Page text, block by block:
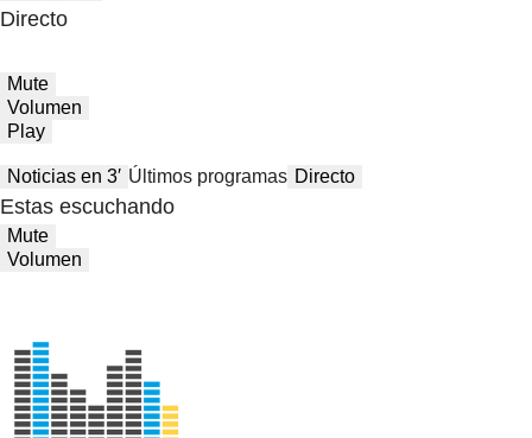
Directo
Mute
Volumen
Play
Noticias en 3′ Últimos programas Directo
Estas escuchando
Mute
Volumen